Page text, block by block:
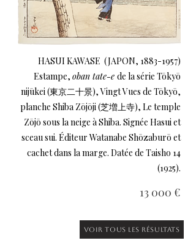
HASUI KAWASE (JAPON, 1883-1957)
Estampe, oban tate-e de la série Tōkyō
nijūkei (東京二十景), Vingt Vues de Tōkyō,
planche Shiba Zōjōji (芝増上寺), Le temple
Zōjō sous la neige à Shiba. Signée Hasui et
sceau sui. Éditeur Watanabe Shōzaburō et
cachet dans la marge. Datée de Taisho 14
(1925).
13 000 €
Voir tous les résultats